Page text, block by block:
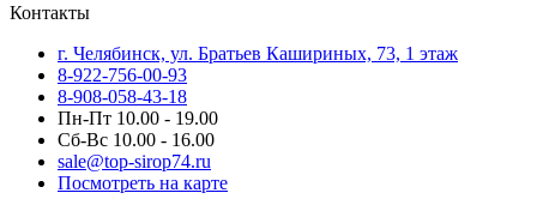
Контакты
г. Челябинск, ул. Братьев Кашириных, 73, 1 этаж
8-922-756-00-93
8-908-058-43-18
Пн-Пт 10.00 - 19.00
Сб-Вс 10.00 - 16.00
sale@top-sirop74.ru
Посмотреть на карте